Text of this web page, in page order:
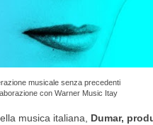
musicale senza precedenti
con Warner Music Itay
musica italiana, Dumar,